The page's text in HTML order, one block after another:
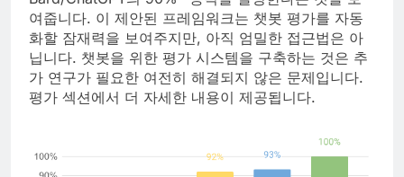
여줍니다. 이 제안된 프레임워크는 챗봇 평가를 자동
화할 잠재력을 보여주지만, 아직 엄밀한 접근법은 아
닙니다. 챗봇을 위한 평가 시스템을 구축하는 것은 추
가 연구가 필요한 여전히 해결되지 않은 문제입니다.
평가 섹션에서 더 자세한 내용이 제공됩니다.